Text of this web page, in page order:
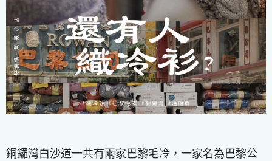
銅鑼灣白沙道一共有兩家巴黎毛冷，一家名為巴黎公